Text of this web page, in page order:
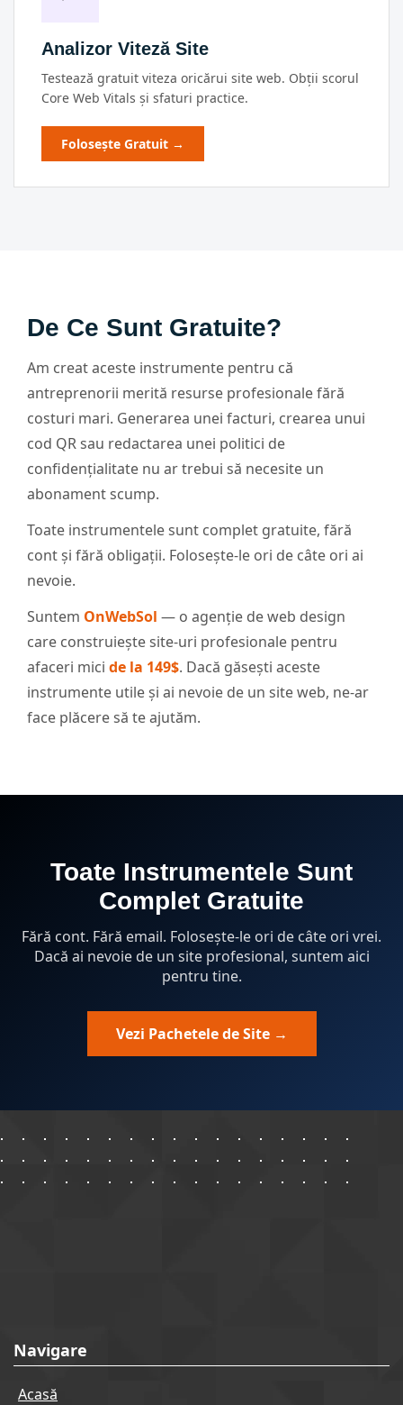
Analizor Viteză Site
Testează gratuit viteza oricărui site web. Obții scorul
Core Web Vitals și sfaturi practice.
Folosește Gratuit →
De Ce Sunt Gratuite?
Am creat aceste instrumente pentru că
antreprenorii merită resurse profesionale fără
costuri mari. Generarea unei facturi, crearea unui
cod QR sau redactarea unei politici de
confidențialitate nu ar trebui să necesite un
abonament scump.
Toate instrumentele sunt complet gratuite, fără
cont și fără obligații. Folosește-le ori de câte ori ai
nevoie.
Suntem OnWebSol — o agenție de web design
care construiește site-uri profesionale pentru
afaceri mici de la 149$. Dacă găsești aceste
instrumente utile și ai nevoie de un site web, ne-ar
face plăcere să te ajutăm.
Toate Instrumentele Sunt
Complet Gratuite
Fără cont. Fără email. Folosește-le ori de câte ori vrei.
Dacă ai nevoie de un site profesional, suntem aici
pentru tine.
Vezi Pachetele de Site →
Navigare
Acasă